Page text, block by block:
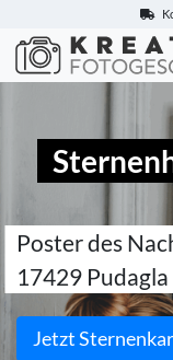
Poster des
17429 Pudagla
Jetzt